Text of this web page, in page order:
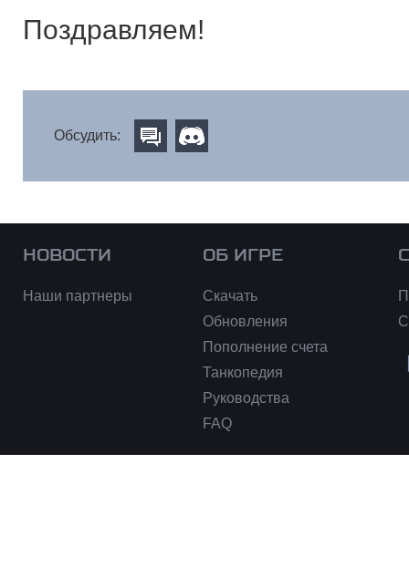
Поздравляем!
Обсудить:
НОВОСТИ
Наши партнеры
ОБ ИГРЕ
Скачать
Обновления
Пополнение счета
Танкопедия
Руководства
FAQ